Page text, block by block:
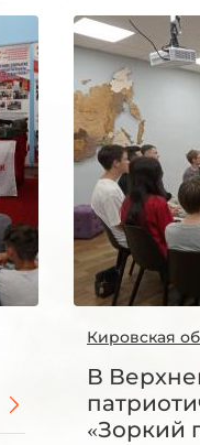
Кировская
В
«Зоркий